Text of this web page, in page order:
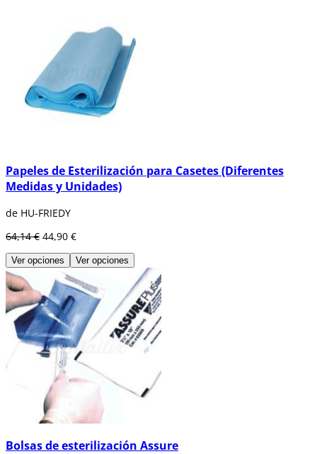
Papeles de Esterilización para Casetes (Diferentes
Medidas y Unidades)
de HU-FRIEDY
64,14 € 44,90 €
Ver opciones Ver opciones
Bolsas de esterilización Assure